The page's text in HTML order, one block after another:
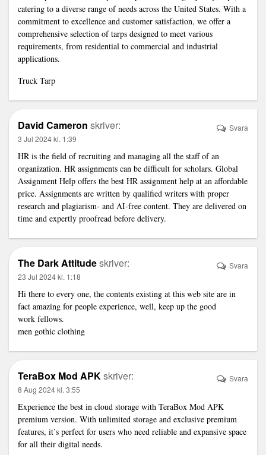
catering to a diverse range of needs across the United States. With a
commitment to excellence and customer satisfaction, we offer a
comprehensive selection of tarps designed to meet various
requirements, from residential to commercial and industrial
applications.
Truck Tarp
David Cameron skriver:
3 Jul 2024 kl. 1:39
HR is the field of recruiting and managing all the staff of an
organization. HR assignments can be difficult for scholars. Global
Assignment Help offers the best HR assignment help at an affordable
price. Assignments are written by qualified writers with proper
research and plagiarism- and AI-free content. They are delivered on
time and expertly proofread before delivery.
Svara
The Dark Attitudeskriver:
23 Jul 2024 kl. 1:18
Hi there to every one, the contents existing at this web site are in
fact amazing for people experience, well, keep up the good
work fellows.
men gothic clothing
Svara
TeraBox Mod APKskriver:
8 Aug 2024 kl. 3:55
Experience the best in cloud storage with TeraBox Mod APK
premium version. With unlimited storage and exclusive premium
features, it’s perfect for users who need reliable and expansive space
for all their digital needs.
Svara